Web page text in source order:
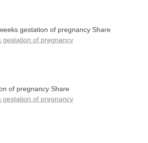
gestation of pregnancy Share
gestation of pregnancy
of pregnancy Share
gestation of pregnancy